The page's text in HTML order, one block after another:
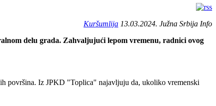
Kuršumlija 13.03.2024. Južna Srbija Info
delu grada. Zahvaljujući lepom vremenu, radnici ovog
površina. Iz JPKD "Toplica" najavljuju da, ukoliko vremenski